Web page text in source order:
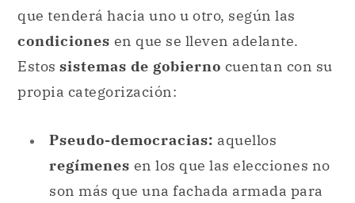
que tenderá hacia uno u otro, según las
condiciones en que se lleven adelante.
Estos sistemas de gobierno cuentan con su
propia categorización:
Pseudo-democracias: aquellos
regímenes en los que las elecciones no
son más que una fachada armada para